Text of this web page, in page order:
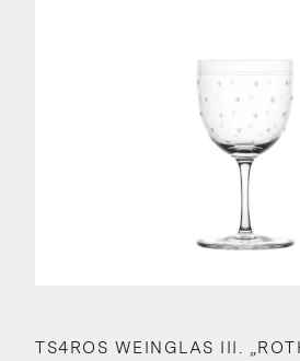
TS4ROS WEINGLAS III.